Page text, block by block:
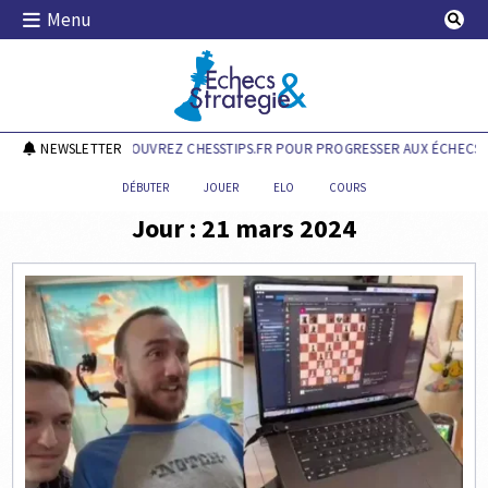
Skip
Menu
Echecs & Stratégie
NEWSLETTERDÉCOUVREZ CHESSTIPS.FR POUR PROGRESSER AUX ÉCHECS !
DÉBUTER JOUER ELO COURS
Jour : 21 mars 2024